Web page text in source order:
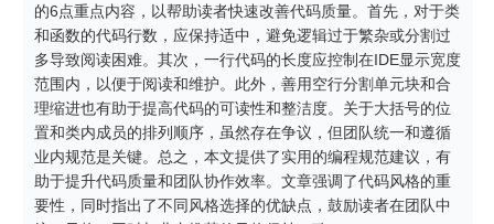
的6点重点内容，以帮助读者快速改善代码质量。首先，对于类
和函数的代码行数，应保持适中，避免逻辑过于繁杂或分割过
多导致阅读困难。其次，一行代码的长度应控制在IDE显示宽度
范围内，以便于阅读和维护。此外，善用空行分割单元块和合
理缩进也有助于提高代码的可读性和整洁度。关于大括号的位
置和类内成员的排列顺序，虽然存在争议，但团队统一和遵循
业内规范是关键。总之，本文提供了实用的编程规范建议，有
助于提升代码质量和团队协作效率。文章强调了代码风格的重
要性，同时指出了不同风格选择的优缺点，鼓励读者在团队中